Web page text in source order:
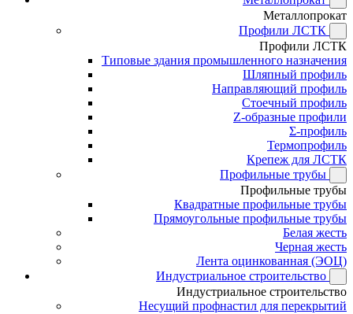
Металлопрокат
Профили ЛСТК
Профили ЛСТК
Типовые здания промышленного назначения
Шляпный профиль
Направляющий профиль
Стоечный профиль
Z-образные профили
Σ-профиль
Термопрофиль
Крепеж для ЛСТК
Профильные трубы
Профильные трубы
Квадратные профильные трубы
Прямоугольные профильные трубы
Белая жесть
Черная жесть
Лента оцинкованная (ЭОЦ)
Индустриальное строительство
Индустриальное строительство
Несущий профнастил для перекрытий